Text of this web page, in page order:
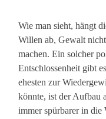
Wie man sieht, hängt
Willen ab, Gewalt
machen. Ein solcher
Entschlossenheit gibt
ehesten zur
könnte, ist der Aufbau
immer spürbarer in